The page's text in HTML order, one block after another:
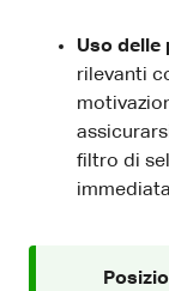
Uso delle
rilevanti
filtro di